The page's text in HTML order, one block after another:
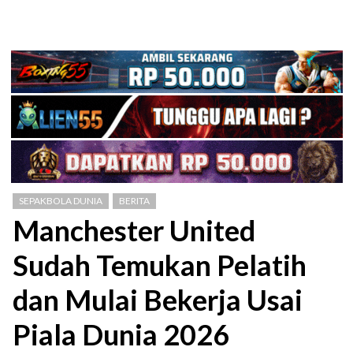
SEPAKBOLA DUNIA BERITA
Manchester United
Sudah Temukan Pelatih
dan Mulai Bekerja Usai
Piala Dunia 2026